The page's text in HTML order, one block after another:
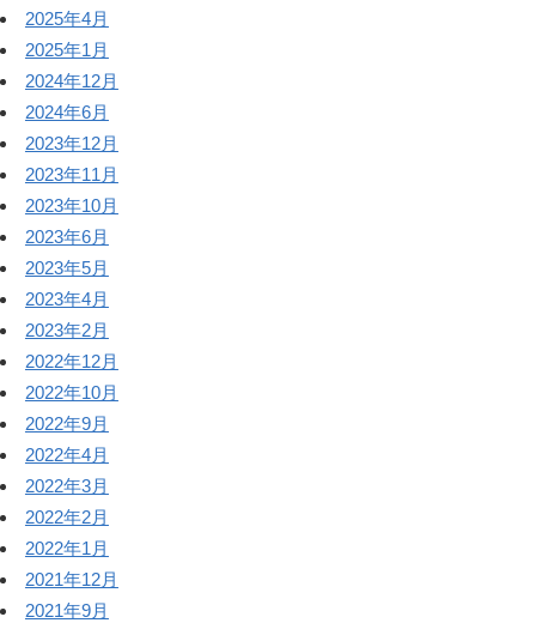
2025年4月
2025年1月
2024年12月
2024年6月
2023年12月
2023年11月
2023年10月
2023年6月
2023年5月
2023年4月
2023年2月
2022年12月
2022年10月
2022年9月
2022年4月
2022年3月
2022年2月
2022年1月
2021年12月
2021年9月